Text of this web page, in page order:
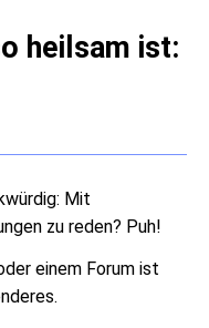
heilsam ist:
Mit
zu reden? Puh!
einem Forum ist